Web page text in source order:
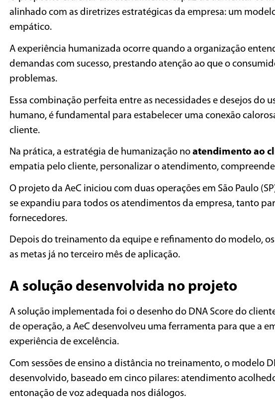
alinhado com as diretrizes estratégicas da empresa: um
empático.
A experiência humanizada ocorre quando a organização
demandas com sucesso, prestando atenção ao que o
problemas.
Essa combinação perfeita entre as necessidades e desejos do
humano, é fundamental para estabelecer uma conexão
cliente.
Na prática, a estratégia de humanização noatendimento ao
empatia pelo cliente, personalizar o atendimento,
O projeto da AeC iniciou com duas operações em São Paulo
se expandiu para todos os atendimentos da empresa, tanto
fornecedores.
Depois do treinamento da equipe e refinamento do modelo,
as metas já no terceiro mês de aplicação.
A solução desenvolvida no projeto
A solução implementada foi o desenho do DNA Score do
de operação, a AeC desenvolveu uma ferramenta para que a
experiência de excelência.
Com sessões de ensino a distância no treinamento, o modelo
desenvolvido, baseado em cinco pilares: atendimento
entonação de voz adequada nos diálogos.